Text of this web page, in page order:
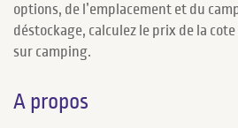
options, de l’emplacement et du
déstockage, calculez le prix de la
sur camping.
A propos